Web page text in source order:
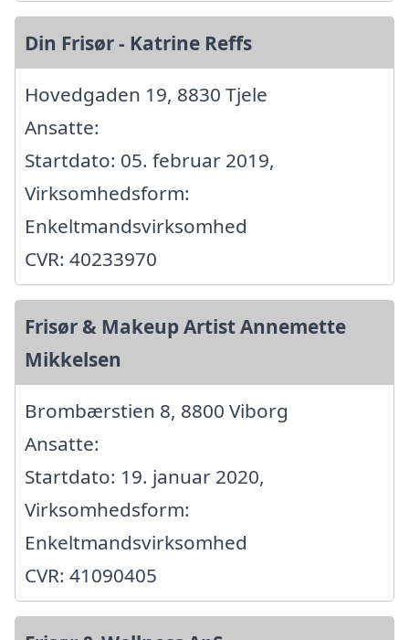
Din Frisør - Katrine Reffs
Hovedgaden 19, 8830 Tjele
Ansatte:
Startdato: 05. februar 2019,
Virksomhedsform:
Enkeltmandsvirksomhed
CVR: 40233970
Frisør & Makeup Artist Annemette
Mikkelsen
Brombærstien 8, 8800 Viborg
Ansatte:
Startdato: 19. januar 2020,
Virksomhedsform:
Enkeltmandsvirksomhed
CVR: 41090405